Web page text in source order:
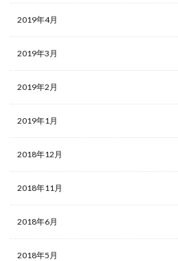
2019年4月
2019年3月
2019年2月
2019年1月
2018年12月
2018年11月
2018年6月
2018年5月